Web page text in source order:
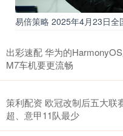
易倍策略 2025年4月23日
出彩速配 华为的
M7车机要更流畅
策利配资 欧冠改制后五大联
超、意甲11队最少